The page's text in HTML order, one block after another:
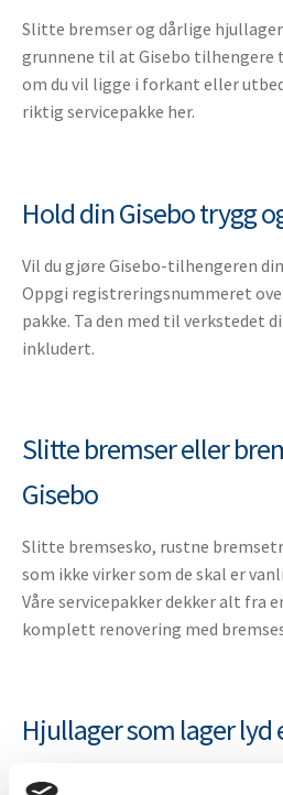
Slitte bremser og dårlige
grunnene til at Gisebo tilhengere
om du vil ligge i forkant eller
riktig servicepakke her.
Hold din Gisebo trygg
Vil du gjøre Gisebo-tilhengeren
Oppgi registreringsnummeret
pakke. Ta den med til verkstedet
inkludert.
Slitte bremser eller
Gisebo
Slitte bremsesko, rustne
som ikke virker som de skal er
Våre servicepakker dekker alt fra
komplett renovering med
Hjullager som lager lyd
din Gisebo